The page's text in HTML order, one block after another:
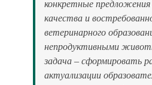
конкретные
качества и
ветеринарного
непродуктивными
задача – сформировать
актуализации